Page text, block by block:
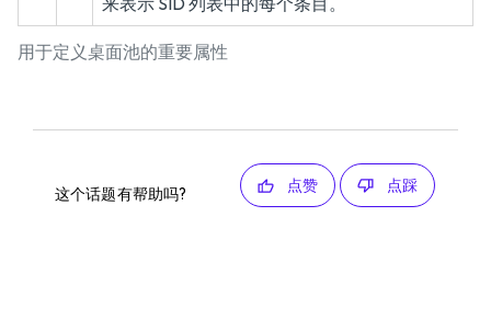
用于定义桌面池的重要属性
这个话题有帮助吗? 点赞 点踩